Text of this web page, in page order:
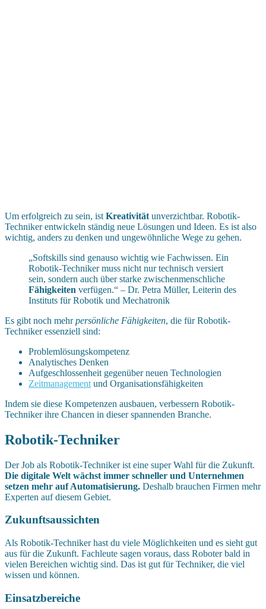
Um erfolgreich zu sein, ist Kreativität unverzichtbar. Robotik-
Techniker entwickeln ständig neue Lösungen und Ideen. Es ist also
wichtig, anders zu denken und ungewöhnliche Wege zu gehen.
„Softskills sind genauso wichtig wie Fachwissen. Ein
Robotik-Techniker muss nicht nur technisch versiert
sein, sondern auch über starke zwischenmenschliche
Fähigkeiten verfügen.“ – Dr. Petra Müller, Leiterin des
Instituts für Robotik und Mechatronik
Es gibt noch mehrpersönliche Fähigkeiten, die für Robotik-
Techniker essenziell sind:
Problemlösungskompetenz
Analytisches Denken
Aufgeschlossenheit gegenüber neuen Technologien
Zeitmanagement und Organisationsfähigkeiten
Indem sie diese Kompetenzen ausbauen, verbessern Robotik-
Techniker ihre Chancen in dieser spannenden Branche.
Robotik-Techniker
Der Job als Robotik-Techniker ist eine super Wahl für die Zukunft.
Die digitale Welt wächst immer schneller und Unternehmen
setzen mehr auf Automatisierung. Deshalb brauchen Firmen mehr
Experten auf diesem Gebiet.
Zukunftsaussichten
Als Robotik-Techniker hast du viele Möglichkeiten und es sieht gut
aus für die Zukunft. Fachleute sagen voraus, dass Roboter bald in
vielen Bereichen wichtig sind. Das ist gut für Techniker, die viel
wissen und können.
Einsatzbereiche